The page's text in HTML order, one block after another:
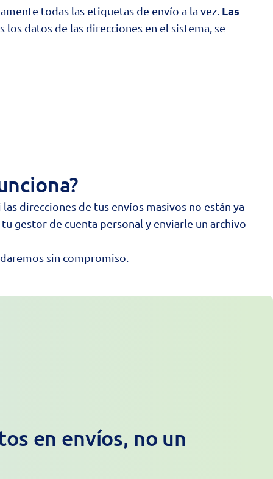
todas las etiquetas de envío a la vez. Las
los datos de las direcciones en el sistema, se
direcciones de tus envíos masivos no están ya
gestor de cuenta personal y enviarle un archivo
sin compromiso.
en envíos, no un